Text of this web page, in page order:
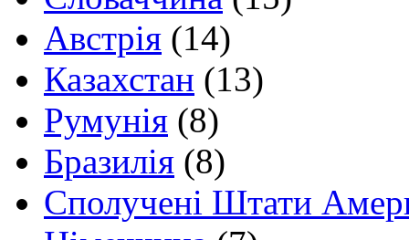
Австрія (14)
Казахстан (13)
Румунія (8)
Бразилія (8)
Сполучені Штати